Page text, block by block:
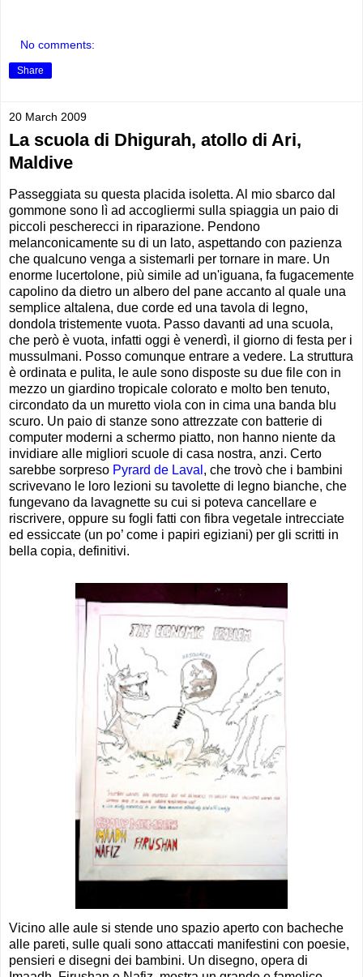
No comments:
Share
20 March 2009
La scuola di Dhigurah, atollo di Ari,
Maldive
Passeggiata su questa placida isoletta. Al mio sbarco dal
gommone sono lì ad accogliermi sulla spiaggia un paio di
piccoli pescherecci in riparazione. Pendono
melanconicamente su di un lato, aspettando con pazienza
che qualcuno venga a sistemarli per tornare in mare. Un
enorme lucertolone, più simile ad un'iguana, fa fugacemente
capolino da dietro un albero del pane accanto al quale una
semplice altalena, due corde ed una tavola di legno,
dondola tristemente vuota. Passo davanti ad una scuola,
che però è vuota, infatti oggi è venerdì, il giorno di festa per i
mussulmani. Posso comunque entrare a vedere. La struttura
è ordinata e pulita, le aule sono disposte su due file con in
mezzo un giardino tropicale colorato e molto ben tenuto,
circondato da un muretto viola con in cima una banda blu
scuro. Un paio di stanze sono attrezzate con batterie di
computer moderni a schermo piatto, non hanno niente da
invidiare alle migliori scuole di casa nostra, anzi. Certo
sarebbe sorpreso Pyrard de Laval , che trovò che i bambini
scrivevano le loro lezioni su tavolette di legno bianche, che
fungevano da lavagnette su cui si poteva cancellare e
riscrivere, oppure su fogli fatti con fibra vegetale intrecciate
ed essiccate (un po’ come i papiri egiziani) per gli scritti in
bella copia, definitivi.
Vicino alle aule si stende uno spazio aperto con bacheche
alle pareti, sulle quali sono attaccati manifestini con poesie,
pensieri e disegni dei bambini. Un disegno, opera di